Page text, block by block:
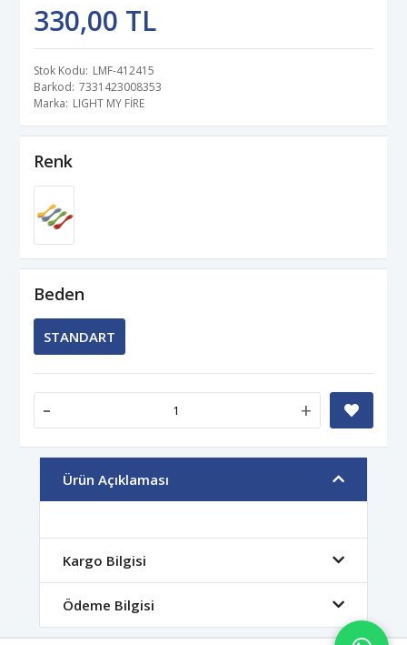
330,00 TL
Stok Kodu LMF-412415
Barkod 7331423008353
Marka LIGHT MY FİRE
Renk
Beden
STANDART
- +
Ürün Açıklaması
Kargo Bilgisi
Ödeme Bilgisi